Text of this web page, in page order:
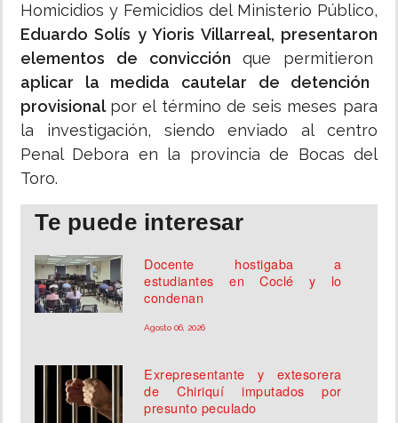
Homicidios y Femicidios del Ministerio Público,
Eduardo Solís y Yioris Villarreal, presentaron
elementos de convicción que permitieron
aplicar la medida cautelar de detención
provisional por el término de seis meses para
la investigación, siendo enviado al centro
Penal Debora en la provincia de Bocas del
Toro.
Te puede interesar
Docente hostigaba a
estudiantes en Coclé y lo
condenan
Agosto 06, 2026
Exrepresentante y extesorera
de Chiriquí imputados por
presunto peculado